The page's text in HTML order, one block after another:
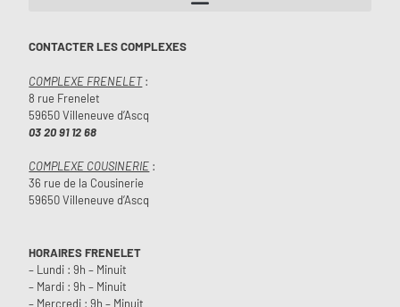
CONTACTER LES COMPLEXES
COMPLEXE FRENELET:
8 rue Frenelet
59650 Villeneuve d’Ascq
03 20 91 12 68
COMPLEXE COUSINERIE :
36 rue de la Cousinerie
59650 Villeneuve d’Ascq
HORAIRES FRENELET
– Lundi : 9h – Minuit
– Mardi : 9h – Minuit
– Mercredi : 9h – Minuit